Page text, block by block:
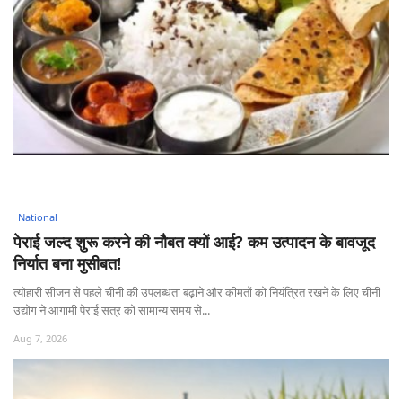
पेराई जल्द शुरू करने की नौबत क्यों आई? कम उत्पादन के बावजूद
निर्यात बना मुसीबत!
त्योहारी सीजन से पहले चीनी की उपलब्धता बढ़ाने और कीमतों को नियंत्रित रखने के लिए चीनी
उद्योग ने आगामी पेराई सत्र को सामान्य समय से...
Aug 7, 2026
National